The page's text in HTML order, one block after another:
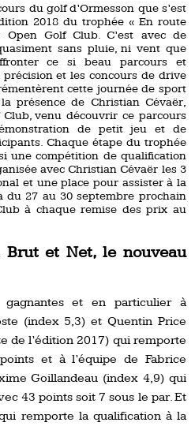
du golf d’Ormesson que s’est
2018 du trophée « En route
Golf Club. C’est avec de
sans pluie, ni vent que
ce si beau parcours et
et les concours de drive
cette journée de sport
présence de Christian Cévaër,
Club, venu découvrir ce parcours
de petit jeu et de
Chaque étape du trophée
une compétition de qualification
avec Christian Cévaër les 3
et une place pour assister à la
du 27 au 30 septembre prochain
à chaque remise des prix au
et Net, le nouveau
gagnantes et en particulier à
(index 5,3) et Quentin Price
de l’édition 2017) qui remporte
et à l’équipe de Fabrice
Goillandeau (index 4,9) qui
43 points soit 7 sous le par. Et
remporte la qualification à la